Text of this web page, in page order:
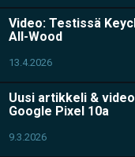
Video: Testissä
All-Wood
13.4.2026
Uusi artikkeli &
Google Pixel 10a
9.3.2026